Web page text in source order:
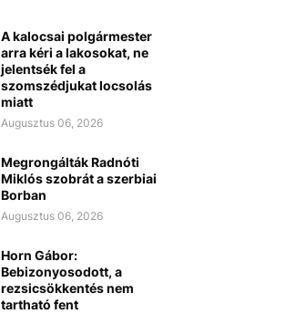
A kalocsai polgármester
arra kéri a lakosokat, ne
jelentsék fel a
szomszédjukat locsolás
miatt
Augusztus 06, 2026
Megrongálták Radnóti
Miklós szobrát a szerbiai
Borban
Augusztus 06, 2026
Horn Gábor:
Bebizonyosodott, a
rezsicsökkentés nem
tartható fent